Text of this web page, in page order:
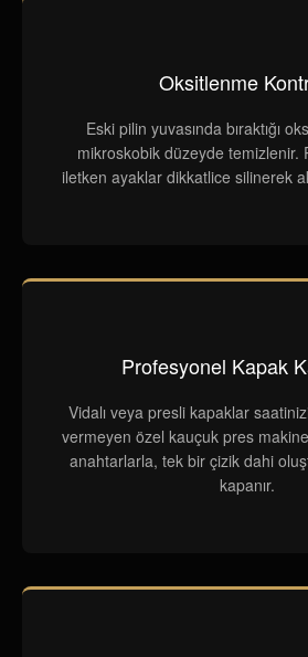
Oksitlenme
Eski pilin yuvasında bıraktığı
mikroskobik düzeyde temizlenir.
iletken ayaklar dikkatlice silinerek
Profesyonel Kapak
Vidalı veya presli kapaklar
vermeyen özel kauçuk pres
anahtarlarla, tek bir çizik dahi
kapanır.